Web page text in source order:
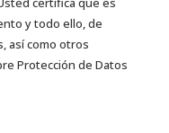
y todo ello, de
así como otros
Protección de Datos